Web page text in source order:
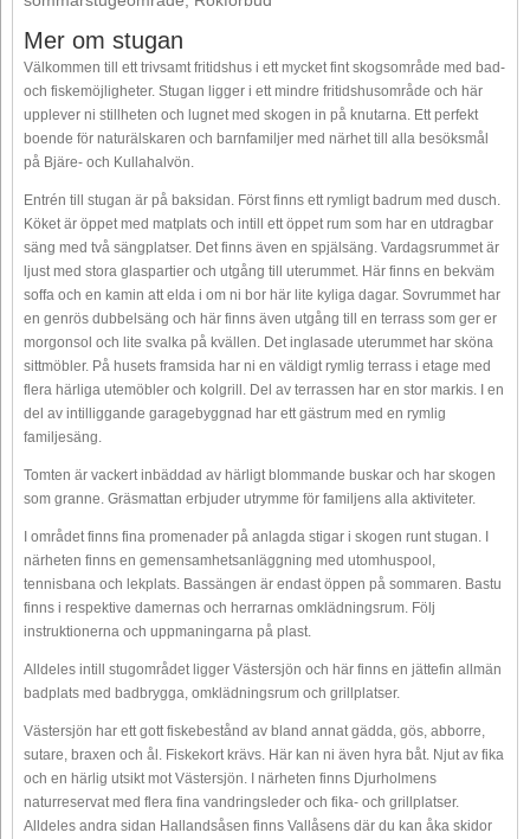
Mer om stugan
Välkommen till ett trivsamt fritidshus i ett mycket fint skogsområde med bad-
och fiskemöjligheter. Stugan ligger i ett mindre fritidshusområde och här
upplever ni stillheten och lugnet med skogen in på knutarna. Ett perfekt
boende för naturälskaren och barnfamiljer med närhet till alla besöksmål
på Bjäre- och Kullahalvön.
Entrén till stugan är på baksidan. Först finns ett rymligt badrum med dusch.
Köket är öppet med matplats och intill ett öppet rum som har en utdragbar
säng med två sängplatser. Det finns även en spjälsäng. Vardagsrummet är
ljust med stora glaspartier och utgång till uterummet. Här finns en bekväm
soffa och en kamin att elda i om ni bor här lite kyliga dagar. Sovrummet har
en genrös dubbelsäng och här finns även utgång till en terrass som ger er
morgonsol och lite svalka på kvällen. Det inglasade uterummet har sköna
sittmöbler. På husets framsida har ni en väldigt rymlig terrass i etage med
flera härliga utemöbler och kolgrill. Del av terrassen har en stor markis. I en
del av intilliggande garagebyggnad har ett gästrum med en rymlig
familjesäng.
Tomten är vackert inbäddad av härligt blommande buskar och har skogen
som granne. Gräsmattan erbjuder utrymme för familjens alla aktiviteter.
I området finns fina promenader på anlagda stigar i skogen runt stugan. I
närheten finns en gemensamhetsanläggning med utomhuspool,
tennisbana och lekplats. Bassängen är endast öppen på sommaren. Bastu
finns i respektive damernas och herrarnas omklädningsrum. Följ
instruktionerna och uppmaningarna på plast.
Alldeles intill stugområdet ligger Västersjön och här finns en jättefin allmän
badplats med badbrygga, omklädningsrum och grillplatser.
Västersjön har ett gott fiskebestånd av bland annat gädda, gös, abborre,
sutare, braxen och ål. Fiskekort krävs. Här kan ni även hyra båt. Njut av fika
och en härlig utsikt mot Västersjön. I närheten finns Djurholmens
naturreservat med flera fina vandringsleder och fika- och grillplatser.
Alldeles andra sidan Hallandsåsen finns Vallåsens där du kan åka skidor